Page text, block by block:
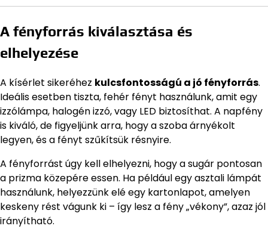
A fényforrás kiválasztása és
elhelyezése
A kísérlet sikeréhez kulcsfontosságú a jó fényforrás.
Ideális esetben tiszta, fehér fényt használunk, amit egy
izzólámpa, halogén izzó, vagy LED biztosíthat. A napfény
is kiváló, de figyeljünk arra, hogy a szoba árnyékolt
legyen, és a fényt szűkítsük résnyire.
A fényforrást úgy kell elhelyezni, hogy a sugár pontosan
a prizma közepére essen. Ha például egy asztali lámpát
használunk, helyezzünk elé egy kartonlapot, amelyen
keskeny rést vágunk ki – így lesz a fény „vékony”, azaz jól
irányítható.